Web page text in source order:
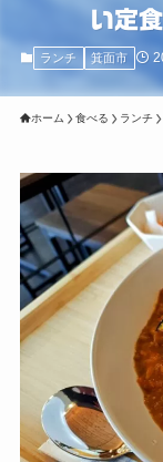
い定
ランチ 箕面市
ホーム 食べる ランチ